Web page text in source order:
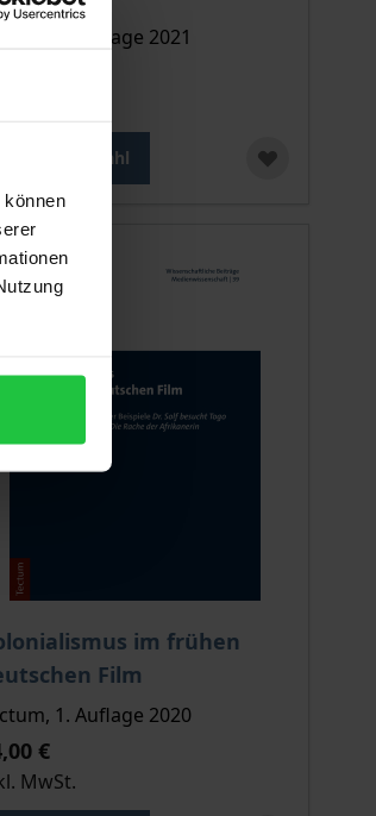
1. Auflage 2021
€
Zur Auswahl
Produktoption auf der
im frühen
Film
Preis dieses Titels richtet sich nach
1. Auflage 2020
€
MwSt.